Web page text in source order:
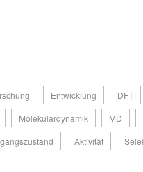
Entwicklung DFT
Molekulardynamik MD
Aktivität